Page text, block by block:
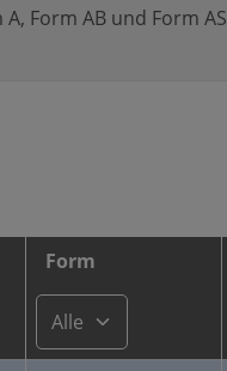
Form AB und Form AS
Form